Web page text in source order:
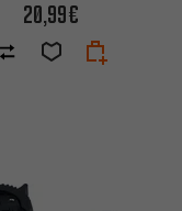
20,99€